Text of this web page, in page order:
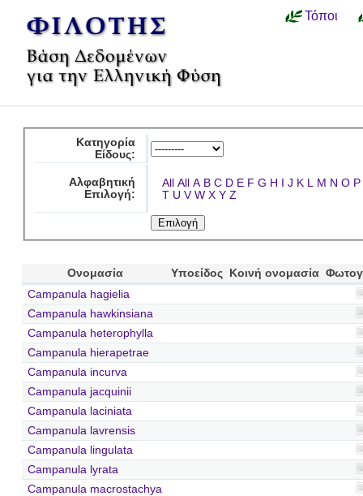
Τόποι
Κατηγορία
Είδους:
Αλφαβητική
Επιλογή:
All All A B C D E F G H I J K L M N O P
T U V W X Y Z
Ονομασία Υποείδος Κοινή ονομασία
Campanula hagielia
Campanula hawkinsiana
Campanula heterophylla
Campanula hierapetrae
Campanula incurva
Campanula jacquinii
Campanula laciniata
Campanula lavrensis
Campanula lingulata
Campanula lyrata
Campanula macrostachya